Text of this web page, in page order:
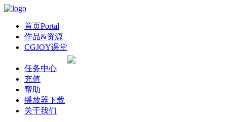
首页Portal
作品&资源
CGJOY课堂
任务中心
充值
帮助
播放器下载
关于我们